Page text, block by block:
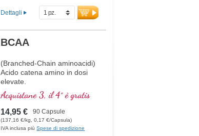
maggiori informazioni su
Ubichinolo Q10 -
liposomiale
Dettagli
BCAA
(Branched-Chain aminoacidi)
Acido catena amino in dosi
elevate.
Acquistane 3, il 4° è gratis
14,95 € 90 Capsule
(137,16 €/kg, 0,17 €/Capsula)
IVA inclusa piùSpese di spedizione